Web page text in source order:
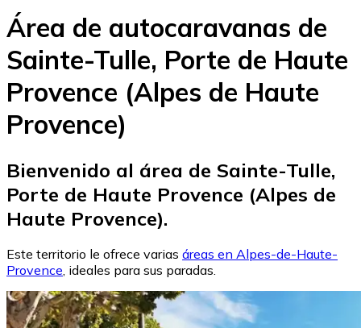
Área de autocaravanas de
Sainte-Tulle, Porte de Haute
Provence (Alpes de Haute
Provence)
Bienvenido al área de Sainte-Tulle,
Porte de Haute Provence (Alpes de
Haute Provence).
Este territorio le ofrece varias áreas en Alpes-de-Haute-
Provence, ideales para sus paradas.